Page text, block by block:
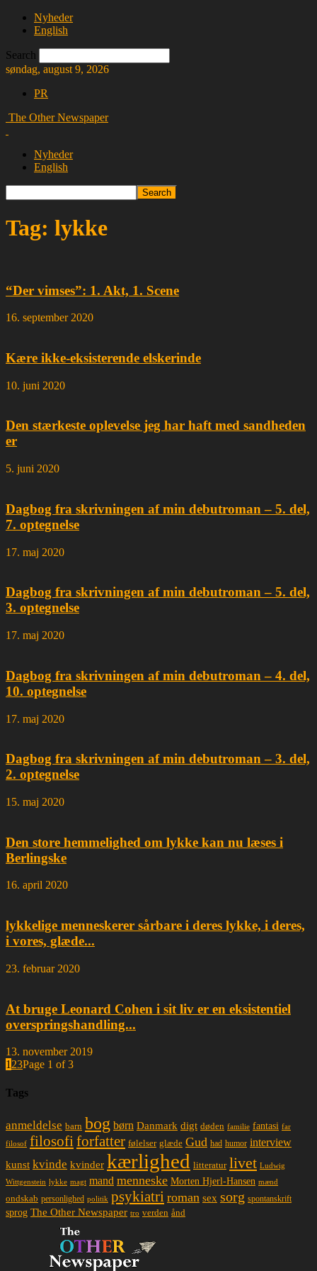
Nyheder
English
Search
søndag, august 9, 2026
PR
The Other Newspaper
Nyheder
English
Tag: lykke
“Der vimses”: 1. Akt, 1. Scene
16. september 2020
Kære ikke-eksisterende elskerinde
10. juni 2020
Den stærkeste oplevelse jeg har haft med sandheden
er
5. juni 2020
Dagbog fra skrivningen af min debutroman – 5. del,
7. optegnelse
17. maj 2020
Dagbog fra skrivningen af min debutroman – 5. del,
3. optegnelse
17. maj 2020
Dagbog fra skrivningen af min debutroman – 4. del,
10. optegnelse
17. maj 2020
Dagbog fra skrivningen af min debutroman – 3. del,
2. optegnelse
15. maj 2020
Den store hemmelighed om lykke kan nu læses i
Berlingske
16. april 2020
lykkelige menneskerer sårbare i deres lykke, i deres,
i vores, glæde...
23. februar 2020
At bruge Leonard Cohen i sit liv er en eksistentiel
overspringshandling...
13. november 2019
1 23Page 1 of 3
Tags
anmeldelse barn bog børn Danmark digt døden familie fantasi far
filosof filosofi forfatter følelser glæde Gud had humor interview
kunst kvinde kvinder kærlighed litteratur livet Ludwig
Wittgenstein lykke magt mand menneske Morten Hjerl-Hansen mænd
ondskab personlighed politik psykiatri roman sex sorg spontanskrift
sprog The Other Newspaper tro verden ånd